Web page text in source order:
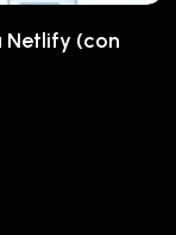
Netlify (con